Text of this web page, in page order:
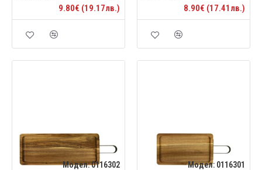
9.80€ (19.17лв.) 8.90€ (17.41лв.)
Модел:0116302
Модел: 0116301